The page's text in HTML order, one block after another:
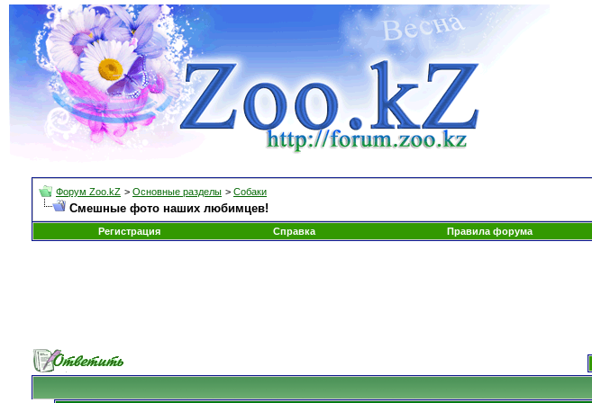
Форум Zoo.kZ > Основные разделы > Собаки
Смешные фото наших любимцев!
Регистрация
Справка Правила форума